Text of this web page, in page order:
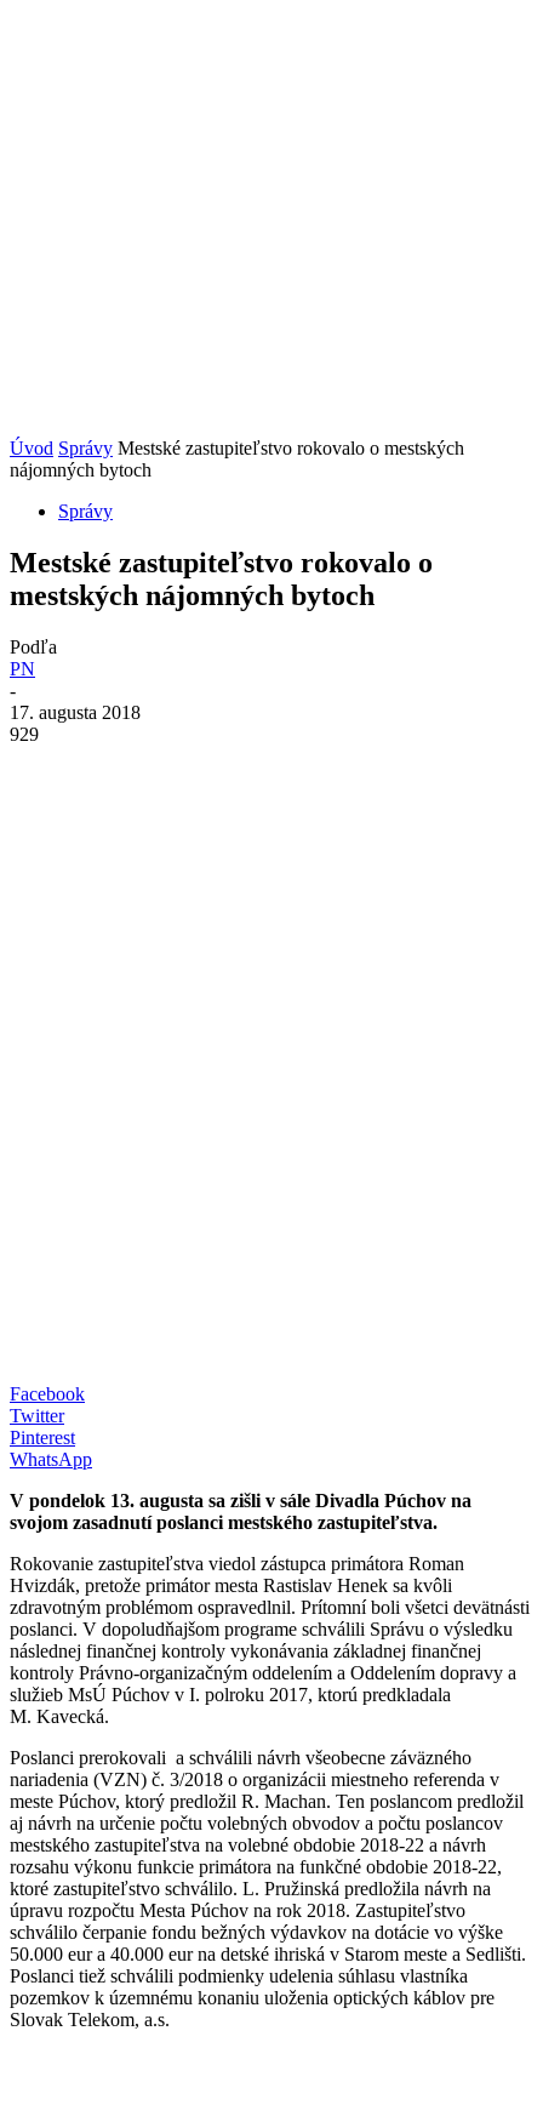
Úvod Správy Mestské zastupiteľstvo rokovalo o mestských
nájomných bytoch
Správy
Mestské zastupiteľstvo rokovalo o
mestských nájomných bytoch
Podľa
PN
-
17. augusta 2018
929
Facebook
Twitter
Pinterest
WhatsApp
V pondelok 13. augusta sa zišli v sále Divadla Púchov na
svojom zasadnutí poslanci mestského zastupiteľstva.
Rokovanie zastupiteľstva viedol zástupca primátora Roman
Hvizdák, pretože primátor mesta Rastislav Henek sa kvôli
zdravotným problémom ospravedlnil. Prítomní boli všetci devätnásti
poslanci. V dopoludňajšom programe schválili Správu o výsledku
následnej finančnej kontroly vykonávania základnej finančnej
kontroly Právno-organizačným oddelením a Oddelením dopravy a
služieb MsÚ Púchov v I. polroku 2017, ktorú predkladala
M. Kavecká.
Poslanci prerokovali a schválili návrh všeobecne záväzného
nariadenia (VZN) č. 3/2018 o organizácii miestneho referenda v
meste Púchov, ktorý predložil R. Machan. Ten poslancom predložil
aj návrh na určenie počtu volebných obvodov a počtu poslancov
mestského zastupiteľstva na volebné obdobie 2018-22 a návrh
rozsahu výkonu funkcie primátora na funkčné obdobie 2018-22,
ktoré zastupiteľstvo schválilo. L. Pružinská predložila návrh na
úpravu rozpočtu Mesta Púchov na rok 2018. Zastupiteľstvo
schválilo čerpanie fondu bežných výdavkov na dotácie vo výške
50.000 eur a 40.000 eur na detské ihriská v Starom meste a Sedlišti.
Poslanci tiež schválili podmienky udelenia súhlasu vlastníka
pozemkov k územnému konaniu uloženia optických káblov pre
Slovak Telekom, a.s.